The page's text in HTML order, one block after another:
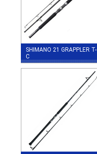
SHIMANO 21 GRAPPLER T-
C